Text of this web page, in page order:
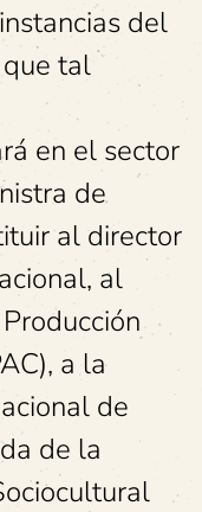
del
que tal
en el sector
de
al director
al
a la
de
de la